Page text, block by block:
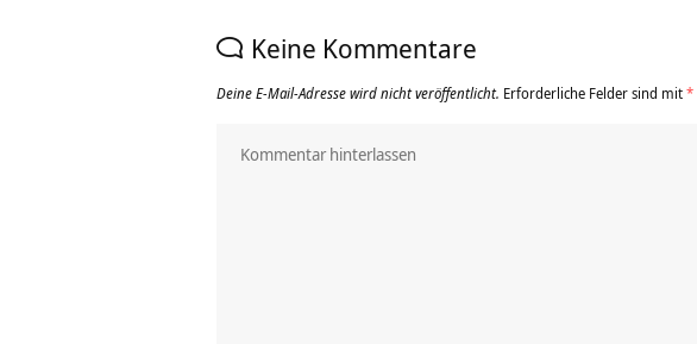
Keine Kommentare
Deine E-Mail-Adresse wird nicht veröffentlicht. Erforderliche Felder sind mit*